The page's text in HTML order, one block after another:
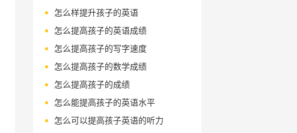
怎么样提升孩子的英语
怎么提高孩子的英语成绩
怎么提高孩子的写字速度
怎么提高孩子的数学成绩
怎么提高孩子的成绩
怎么能提高孩子的英语水平
怎么可以提高孩子英语的听力